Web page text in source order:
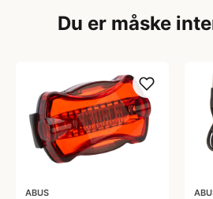
Du er måske
ABUS